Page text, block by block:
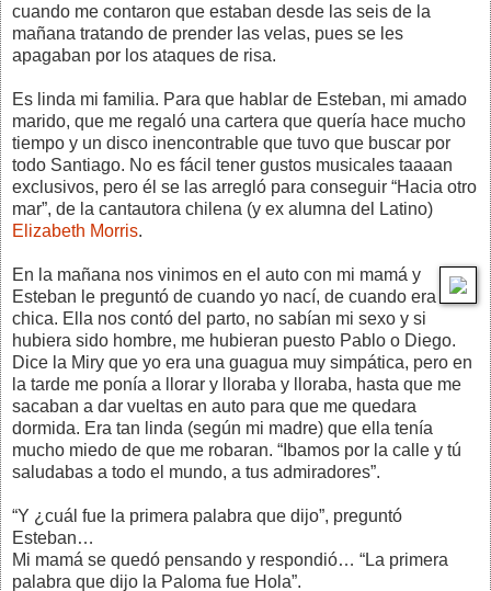
cuando me contaron que estaban desde las seis de la
mañana tratando de prender las velas, pues se les
apagaban por los ataques de risa.
Es linda mi familia. Para que hablar de Esteban, mi amado
marido, que me regaló una cartera que quería hace mucho
tiempo y un disco inencontrable que tuvo que buscar por
todo Santiago. No es fácil tener gustos musicales taaaan
exclusivos, pero él se las arregló para conseguir “Hacia otro
mar”, de la cantautora chilena (y ex alumna del Latino)
Elizabeth Morris.
En la mañana nos vinimos en el auto con mi mamá y
Esteban le preguntó de cuando yo nací, de cuando era
chica. Ella nos contó del parto, no sabían mi sexo y si
hubiera sido hombre, me hubieran puesto Pablo o Diego.
Dice la Miry que yo era una guagua muy simpática, pero en
la tarde me ponía a llorar y lloraba y lloraba, hasta que me
sacaban a dar vueltas en auto para que me quedara
dormida. Era tan linda (según mi madre) que ella tenía
mucho miedo de que me robaran. “Ibamos por la calle y tú
saludabas a todo el mundo, a tus admiradores”.
“Y ¿cuál fue la primera palabra que dijo”, preguntó
Esteban…
Mi mamá se quedó pensando y respondió… “La primera
palabra que dijo la Paloma fue Hola”.